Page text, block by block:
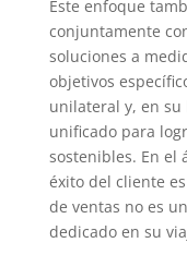
Este enfoque
conjuntamente
soluciones a
objetivos
unilateral y, en
unificado para
sostenibles. En el
éxito del cliente
de ventas no es
dedicado en su